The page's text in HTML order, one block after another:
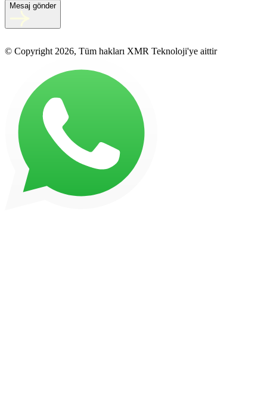
Mesaj gönder
© Copyright 2026, Tüm hakları XMR Teknoloji'ye aittir